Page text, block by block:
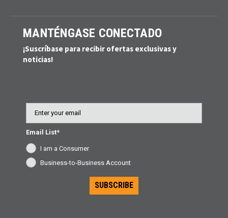
MANTÉNGASE CONECTADO
¡Suscríbase para recibir ofertas exclusivas y
noticias!
Email
Email List*
I am a Consumer
Business-to-Business Account
SUBSCRIBE